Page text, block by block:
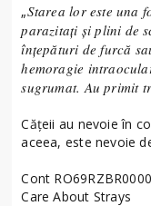
„Starea lor este una
parazitați și plini de
înțepături de furcă
hemoragie
sugrumat. Au primit
Cățeii au nevoie în
aceea, este nevoie
Cont
Care About Strays